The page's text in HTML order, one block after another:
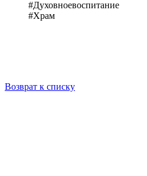
#Духовноевоспитание
#Храм
Возврат к списку